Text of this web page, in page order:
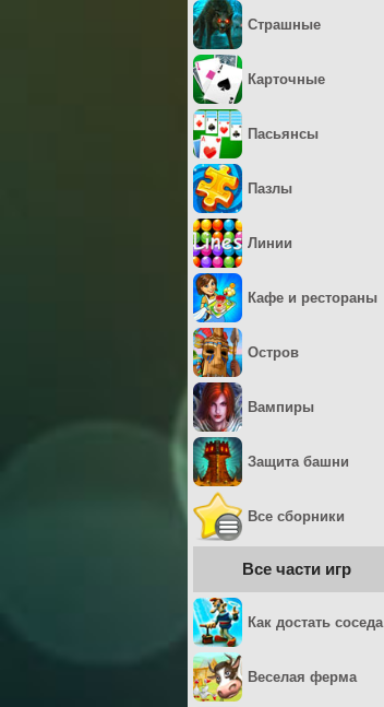
Страшные
Карточные
Пасьянсы
Пазлы
Линии
Кафе и рестораны
Остров
Вампиры
Защита башни
Все сборники
Все части игр
Как достать соседа
Веселая ферма